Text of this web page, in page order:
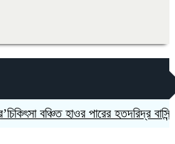
বঞ্চিত হাওর পারের হতদরিদ্র বাসিন্দারা